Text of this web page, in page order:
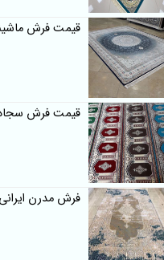
قیمت فرش ماشینی 1500 شانه
قیمت فرش سجاده ای
فرش مدرن ایرانی